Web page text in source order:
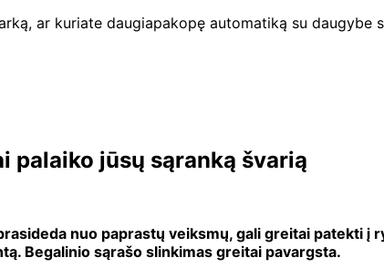
ar kuriate daugiapakopę automatiką su daugybe
palaiko jūsų sąranką švarią
nuo paprastų veiksmų, gali greitai patekti
Begalinio sąrašo slinkimas greitai pavargsta.